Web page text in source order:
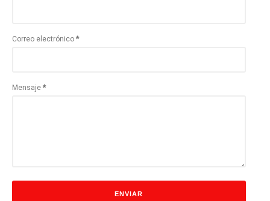
Correo electrónico *
Mensaje *